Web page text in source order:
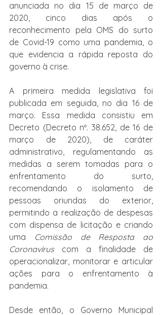
anunciada no dia 15 de março de
2020, cinco dias após o
reconhecimento pela OMS do surto
de Covid-19 como uma pandemia, o
que evidencia a rápida reposta do
governo à crise.
A primeira medida legislativa foi
publicada em seguida, no dia 16 de
março. Essa medida consistiu em
Decreto (Decreto nº. 38.652, de 16 de
março de 2020), de caráter
administrativo, regulamentando as
medidas a serem tomadas para o
enfrentamento do surto,
recomendando o isolamento de
pessoas oriundas do exterior,
permitindo a realização de despesas
com dispensa de licitação e criando
uma
Comissão de Resposta ao
Coronavírus com a finalidade de
operacionalizar, monitorar e articular
ações para o enfrentamento à
pandemia.
Desde então, o Governo Municipal